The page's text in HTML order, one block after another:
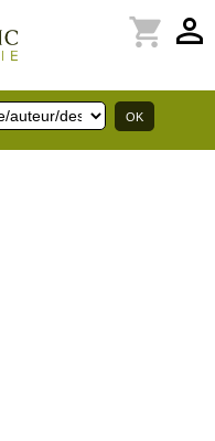
perm_identity
shopping_cart